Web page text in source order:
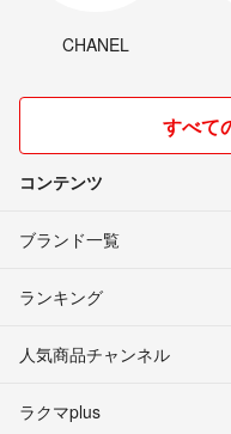
CHANEL
すべて
コンテンツ
ブランド一覧
ランキング
人気商品チャンネル
ラクマplus